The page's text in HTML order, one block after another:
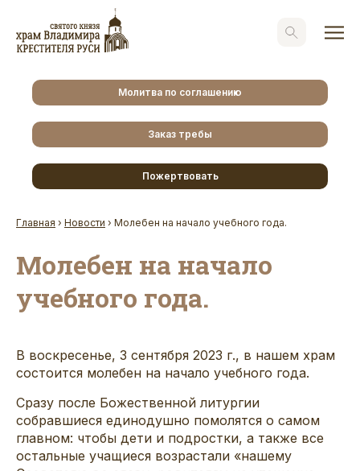
Молитва по соглашению
Заказ требы
Пожертвовать
Главная › Новости › Молебен на начало учебного года.
Молебен на начало
учебного года.
В воскресенье, 3 сентября 2023 г., в нашем храм
состоится молебен на начало учебного года.
Сразу после Божественной литургии
собравшиеся единодушно помолятся о самом
главном: чтобы дети и подростки, а также все
остальные учащиеся возрастали «нашему